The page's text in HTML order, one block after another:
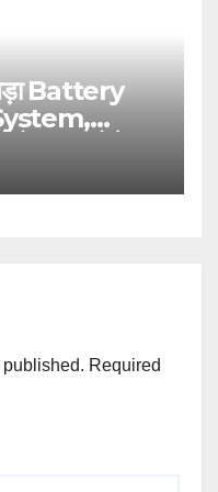
Battery
का प्रोजेक्ट
Required